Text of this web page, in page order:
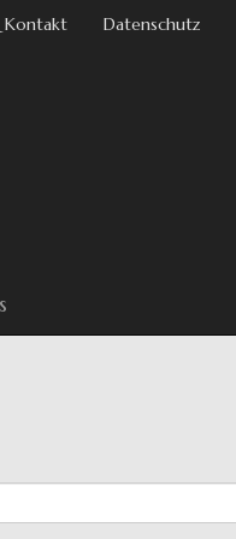
Kontakt Datenschutz